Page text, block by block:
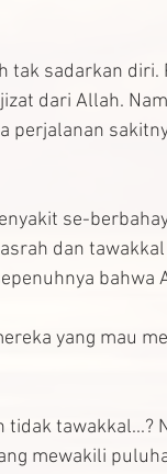
tak sadarkan diri.
dari Allah.
perjalanan
se-
dan
bahwa
yang mau
tawakkal...?
mewakili